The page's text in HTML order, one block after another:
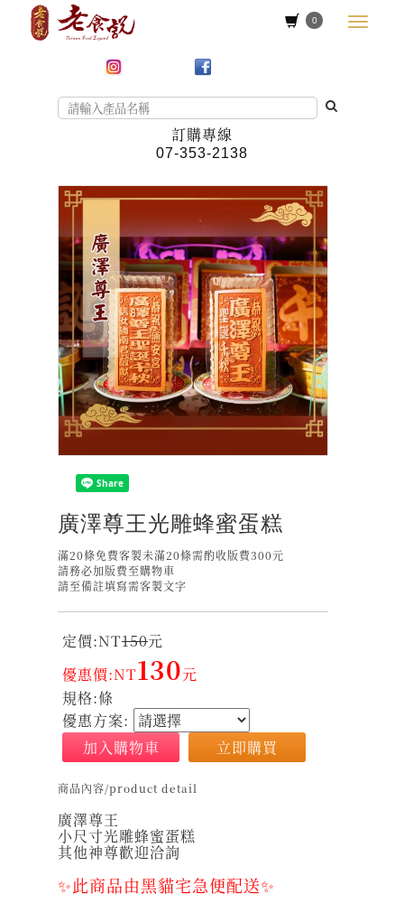
0
訂購專線
07-353-2138
廣澤尊王光雕蜂蜜蛋糕
滿20條免費客製未滿20條需酌收版費300元
請務必加版費至購物車
請至備註填寫需客製文字
定價:NT150元
優惠價:NT130元
規格:條
優惠方案:
加入購物車
立即購買
商品內容/product detail
廣澤尊王
小尺寸光雕蜂蜜蛋糕
其他神尊歡迎洽詢
✨此商品由黑貓宅急便配送✨